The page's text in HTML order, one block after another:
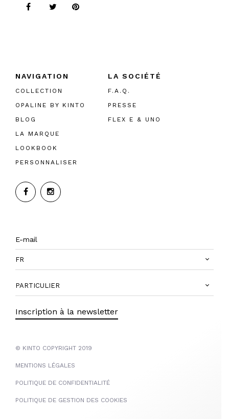
NAVIGATION
COLLECTION
OPALINE BY KINTO
BLOG
LA MARQUE
LOOKBOOK
PERSONNALISER
LA SOCIÉTÉ
F.A.Q.
PRESSE
FLEX E & UNO
FR
PARTICULIER
Inscription à la newsletter
© KINTO COPYRIGHT 2019
MENTIONS LÉGALES
POLITIQUE DE CONFIDENTIALITÉ
POLITIQUE DE GESTION DES COOKIES